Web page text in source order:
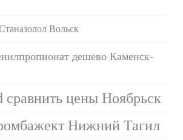
Вольск
дешево Каменск-
сравнить цены Ноябрьск
Нижний Тагил